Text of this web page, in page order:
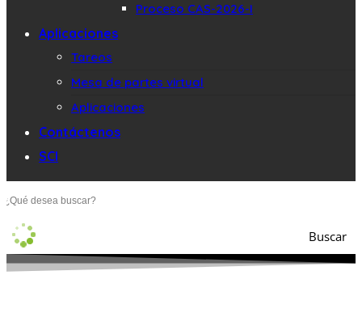
Proceso CAS-2026-I
Aplicaciones
Tareos
Mesa de partes virtual
Aplicaciones
Contáctenos
SCI
Buscar